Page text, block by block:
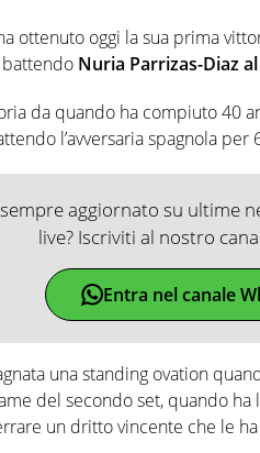
ottenuto oggi la sua prima
battendo Nuria Parrizas-Diaz
da quando ha compiuto 40
l’avversaria spagnola
aggiornato su ultime
live? Iscriviti al nostro
Entra nel canale
una standing ovation
del secondo set, quando
un dritto vincente che le